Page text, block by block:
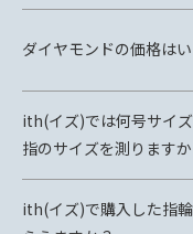
ダイヤモンドの価格は
ith(イズ)では何号サイ
指のサイズを測りますか
ith(イズ)で購入した指